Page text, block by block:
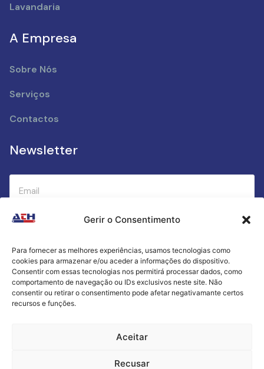
Gerir o Consentimento
Para fornecer as melhores experiências, usamos tecnologias como
cookies para armazenar e/ou aceder a informações do dispositivo.
Consentir com essas tecnologias nos permitirá processar dados, como
comportamento de navegação ou IDs exclusivos neste site. Não
consentir ou retirar o consentimento pode afetar negativamante certos
recursos e funções.
Aceitar
Recusar
Lavandaria
A Empresa
Sobre Nós
Serviços
Contactos
Newsletter
Submeter
Criamos a cozinha perfeita para o seu sucesso
gastronómico!